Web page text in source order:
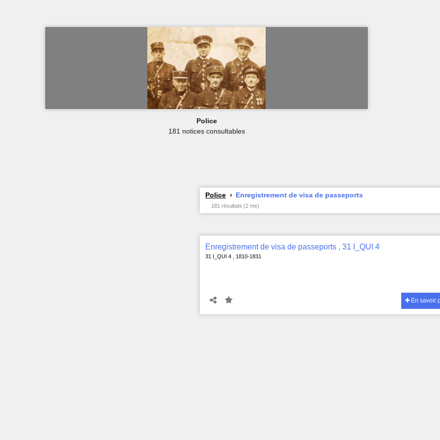
Police
181 notices consultables
Police Enregistrement de visa de passeports
181 résultats (2 ms)
Enregistrement de visa de passeports , 31 I_QUI 4
31 I_QUI 4 , 1810-1831
En savoir